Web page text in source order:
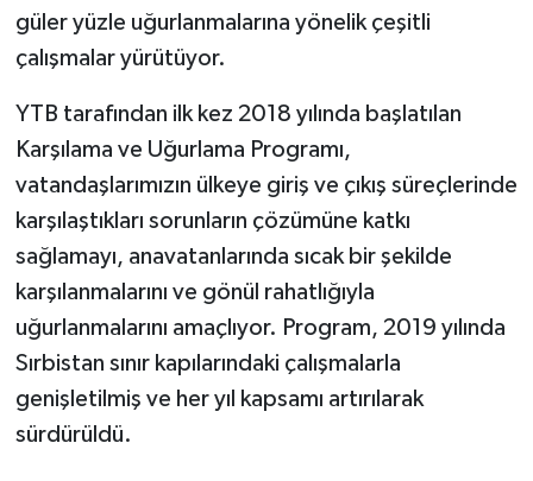
güler yüzle uğurlanmalarına yönelik çeşitli
çalışmalar yürütüyor.
YTB tarafından ilk kez 2018 yılında başlatılan
Karşılama ve Uğurlama Programı,
vatandaşlarımızın ülkeye giriş ve çıkış süreçlerinde
karşılaştıkları sorunların çözümüne katkı
sağlamayı, anavatanlarında sıcak bir şekilde
karşılanmalarını ve gönül rahatlığıyla
uğurlanmalarını amaçlıyor. Program, 2019 yılında
Sırbistan sınır kapılarındaki çalışmalarla
genişletilmiş ve her yıl kapsamı artırılarak
sürdürüldü.